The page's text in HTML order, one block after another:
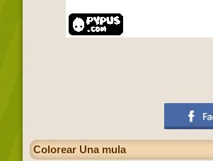
Colorear Una mula